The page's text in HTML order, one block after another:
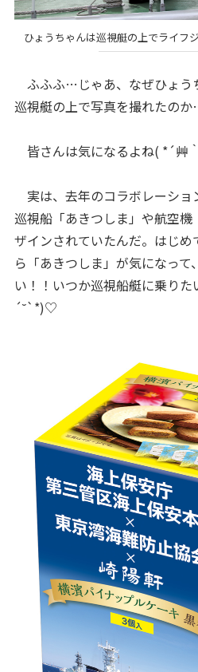
ひょうちゃんは巡視艇の上でライフ
ふふふ…じゃあ、なぜひょう
巡視艇の上で写真を撮れたの
皆さんは気になるよね( *´艸
実は、去年のコラボレーショ
巡視船「あきつしま」や航空
ザインされていたんだ。はじ
ら「あきつしま」が気になって
い！！いつか巡視船艇に乗り
´˘`*)♡